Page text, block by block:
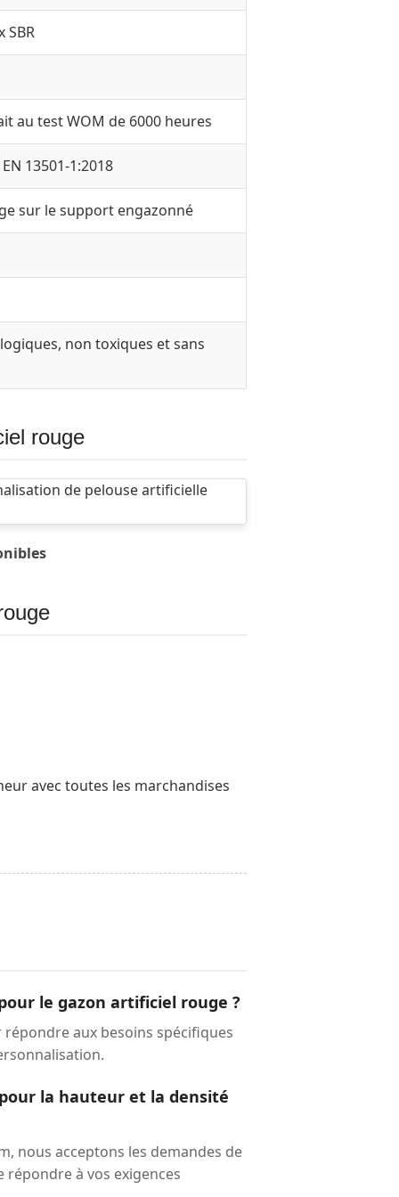
SBR
au test WOM de 6000 heures
13501-1:2018
sur le support engazonné
non toxiques et sans
rouge
avec toutes les marchandises
le gazon artificiel rouge ?
aux besoins spécifiques
la hauteur et la densité
nous acceptons les demandes de
à vos exigences